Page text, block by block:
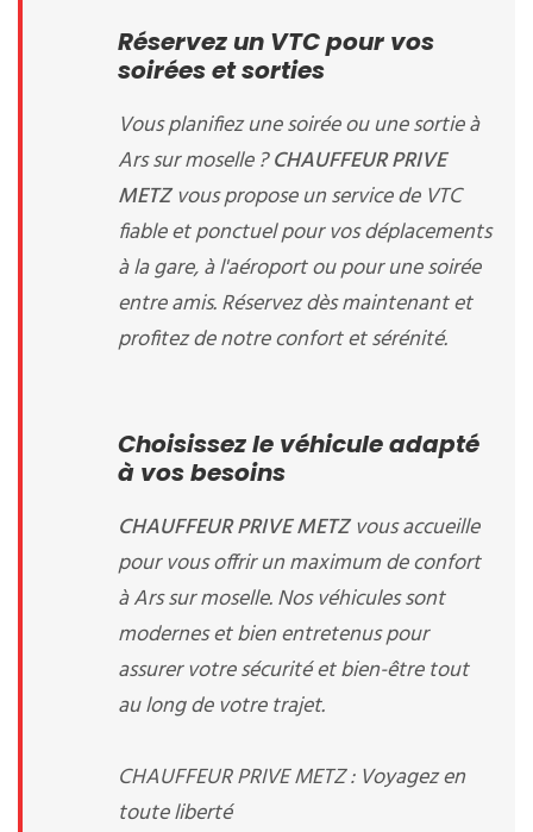
Réservez un VTC pour vos
soirées et sorties
Vous planifiez une soirée ou une sortie à
Ars sur moselle ?CHAUFFEUR PRIVE
METZvous propose un service de VTC
fiable et ponctuel pour vos déplacements
à la gare, à l'aéroport ou pour une soirée
entre amis. Réservez dès maintenant et
profitez de notre confort et sérénité.
Choisissez le véhicule adapté
à vos besoins
CHAUFFEUR PRIVE METZvous accueille
pour vous offrir un maximum de confort
à Ars sur moselle. Nos véhicules sont
modernes et bien entretenus pour
assurer votre sécurité et bien-être tout
au long de votre trajet.
CHAUFFEUR PRIVE METZ : Voyagez en
toute liberté